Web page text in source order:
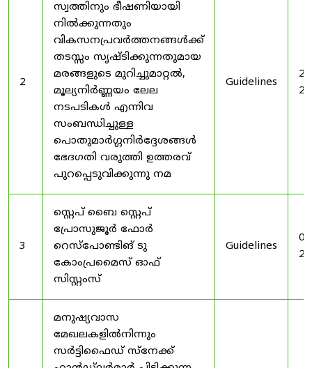
2
സ്വത്തിനും ഭീഷണിയായി
നിൽക്കുന്നതും
വികസനപ്രവർത്തനങ്ങൾക്ക്
തടസ്സം സൃഷ്ടിക്കുന്നതുമായ
മരങ്ങളുടെ മുറിച്ചുമാറ്റൽ,
മൂല്യനിർണ്ണയം ലേല
നടപടികൾ എന്നിവ
സംബന്ധിച്ചുള്ള
പൊതുമാർഗ്ഗനിർദ്ദേശങ്ങൾ
ഭേദഗതി വരുത്തി ഉത്തരവ്
പുറപ്പെടുവിക്കുന്നു നമ
Guidelines
3
സ്റ്റെപ് ബൈ സ്റ്റെപ്
പ്രോസുജൂർ ഫോർ
റെസ്‌പോണ്ടിങ് ടു
കോംപ്രമൈസ് ഓഫ്
സിസ്റ്റംസ്
Guidelines
മനുഷ്യവാസ
മേഖലകളിൽനിന്നും
സർട്ടിഫൈഡ് സ്നേക്ക്